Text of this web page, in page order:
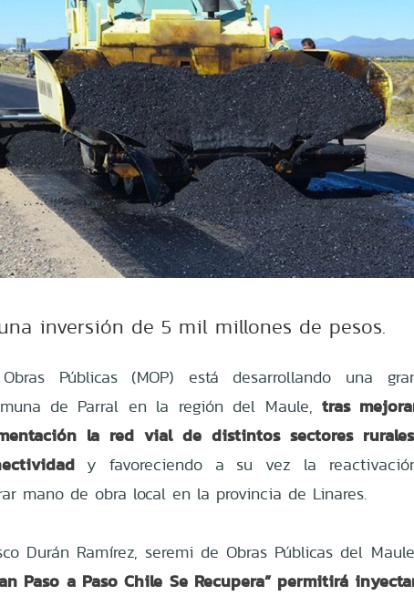
inversión de 5 mil millones de pesos.
Públicas (MOP) está desarrollando una
de Parral en la región del Maule,tras
la red vial de distintos sectores
y favoreciendo a su vez la
mano de obra local en la provincia de Linares.
Durán Ramírez, seremi de Obras Públicas del
Paso a Paso Chile Se Recupera” permitirá